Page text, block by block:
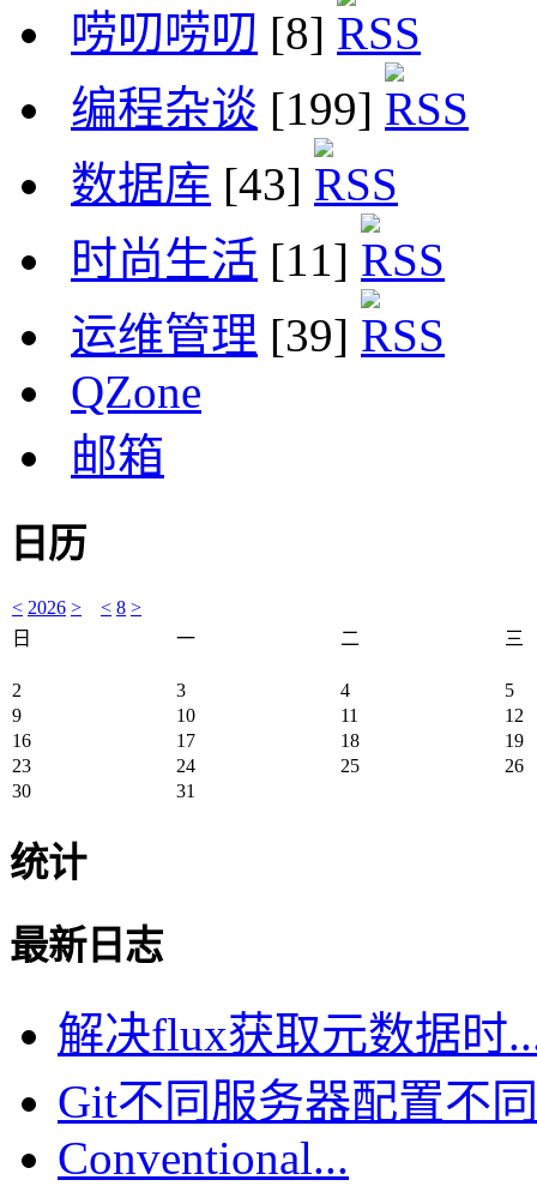
唠叨唠叨 [8]
编程杂谈 [199]
数据库 [43]
时尚生活 [11]
运维管理 [39]
QZone
邮箱
日历
< 2026 > < 8 >
日
一 二 三
2 3 4
5
9
10 11
12
16
17 18
19
23
24 25
26
30
31
统计
最新日志
解决flux获取元数据时
Git不同服务器配置不
Conventional...